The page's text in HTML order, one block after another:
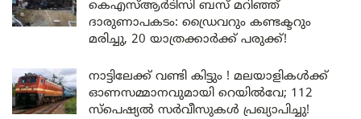
കെഎസ്ആർടിസി ബസ് മറിഞ്ഞ്
ദാരുണാപകടം: ഡ്രൈവറും കണ്ടക്ടറും
മരിച്ചു, 20 യാത്രക്കാർക്ക് പരുക്ക്!
നാട്ടിലേക്ക് വണ്ടി കിട്ടും ! മലയാളികൾക്ക്
ഓണസമ്മാനവുമായി റെയിൽവേ; 112
സ്പെഷ്യൽ സർവീസുകൾ പ്രഖ്യാപിച്ചു!